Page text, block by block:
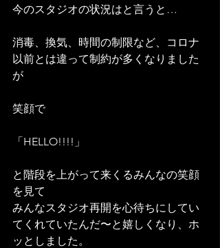
今のスタジオの状況はと言うと…
消毒、換気、時間の制限など、コロナ
以前とは違って制約が多くなりました
が
笑顔で
「HELLO!!!!」
と階段を上がって来くるみんなの笑顔
を見て
みんなスタジオ再開を心待ちにしてい
てくれていたんだ〜と嬉しくなり、ホ
ッとしました。